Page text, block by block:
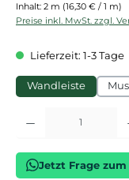
Inhalt: 2 m (16,30 € / 1 m)
Preise inkl. MwSt. zzgl.
Lieferzeit: 1-3 Tage
Wandleiste
Produkt Anzahl: Gib den
Jetzt Frage